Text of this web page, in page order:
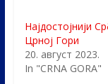
Најдостојнији
Црној Гори
20. август 2023.
In "CRNA GORA"